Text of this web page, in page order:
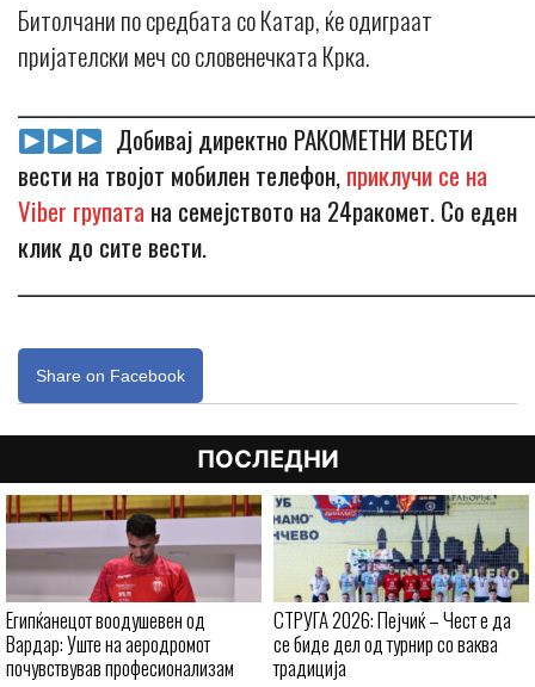
Битолчани по средбата со Катар, ќе одиграат
пријателски меч со словенечката Крка.
Добивај директно РАКОМЕТНИ ВЕСТИ
вести на твојот мобилен телефон,приклучи се на
Viber групата на семејството на 24ракомет. Со еден
клик до сите вести.
Share on Facebook
ПОСЛЕДНИ
Египќанецот воодушевен од
Вардар: Уште на аеродромот
почувствував професионализам
СТРУГА 2026: Пејчиќ – Чест е да
се биде дел од турнир со ваква
традиција